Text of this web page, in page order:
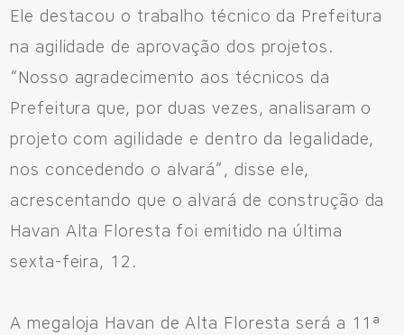
Ele destacou o trabalho técnico da Prefeitura
na agilidade de aprovação dos projetos.
“Nosso agradecimento aos técnicos da
Prefeitura que, por duas vezes, analisaram o
projeto com agilidade e dentro da legalidade,
nos concedendo o alvará”, disse ele,
acrescentando que o alvará de construção da
Havan Alta Floresta foi emitido na última
sexta-feira, 12.
A megaloja Havan de Alta Floresta será a 11ª